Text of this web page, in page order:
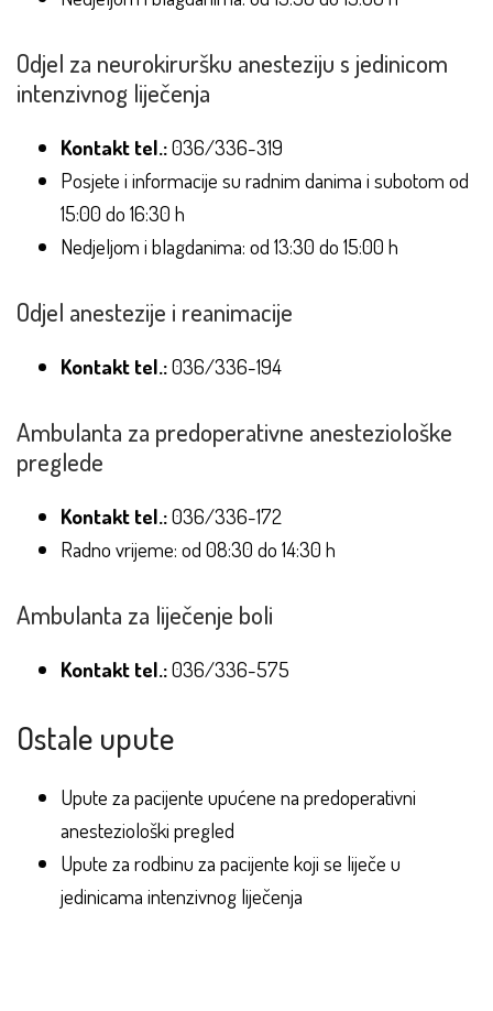
Odjel za neurokiruršku anesteziju s jedinicom
intenzivnog liječenja
Kontakt tel.:036/336-319
Posjete i informacije su radnim danima i subotom od
15:00 do 16:30 h
Nedjeljom i blagdanima: od 13:30 do 15:00 h
Odjel anestezije i reanimacije
Kontakt tel.:036/336-194
Ambulanta za predoperativne anesteziološke
preglede
Kontakt tel.:036/336-172
Radno vrijeme: od 08:30 do 14:30 h
Ambulanta za liječenje boli
Kontakt tel.:036/336-575
Ostale upute
Upute za pacijente upućene na predoperativni
anesteziološki pregled
Upute za rodbinu za pacijente koji se liječe u
jedinicama intenzivnog liječenja